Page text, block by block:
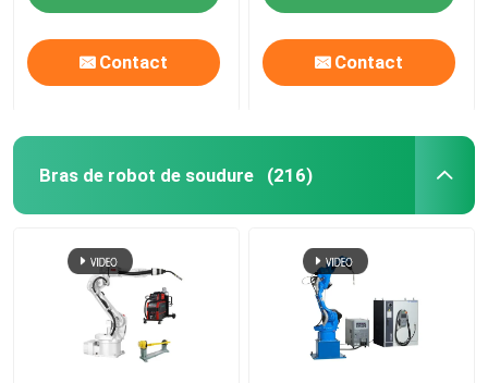
À la maison
Contact
équipée
Contact
Bras de robot de soudure (216)